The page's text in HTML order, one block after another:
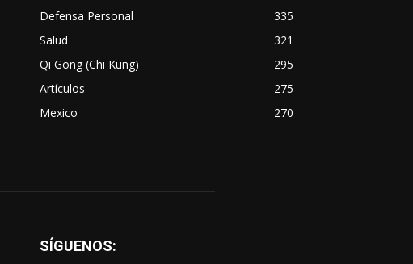
Defensa Personal
335
Salud
321
Qi Gong (Chi Kung)
295
Artículos
275
Mexico
270
SÍGUENOS: